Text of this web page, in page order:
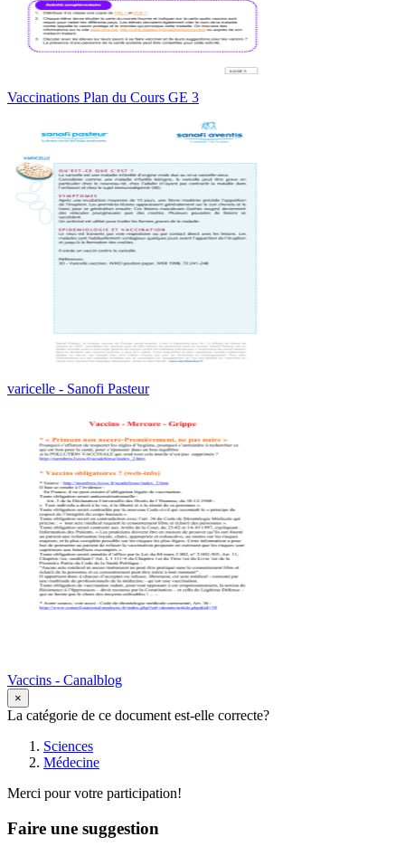
Vaccinations Plan du Cours GE 3
varicelle - Sanofi Pasteur
Vaccins - Canalblog
×
La catégorie de ce document est-elle correcte?
Sciences
Médecine
Merci pour votre participation!
Faire une suggestion